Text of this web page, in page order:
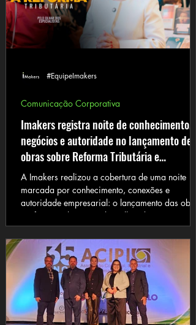
Imakers registra noite de conhecimento,
negócios e autoridade no lançamento de
obras sobre Reforma Tributária e
Networking
A Imakers realizou a cobertura de uma noite
marcada por conhecimento, conexões e
autoridade empresarial: o lançamento das obras
“Reforma Tributária sob o olhar dos
especialistas”, com participação de Andrea
Genesir Machado, e “O Poder do Network”, de
Cleilson Gazabin. O encontro reuniu
empresários, lideranças, convidados e
representantes do meio corporativo em um
ambiente voltado à troca de ideias,
fortalecimento de relações e valorização de
temas fundamentais para o presente
Comunicação Corporativa
#EquipeImakers